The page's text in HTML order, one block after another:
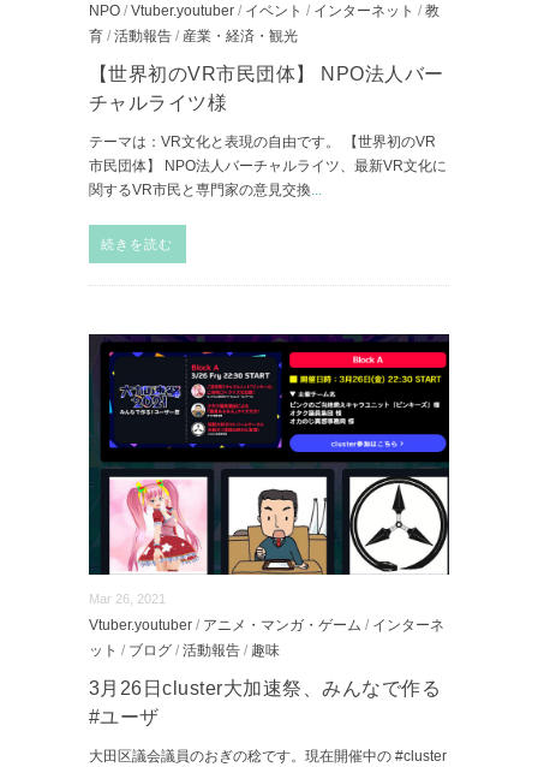
NPO / Vtuber.youtuber / イベント / インターネット / 教
育 / 活動報告 / 産業・経済・観光
【世界初のVR市民団体】 NPO法人バー
チャルライツ様
テーマは：VR文化と表現の自由です。 【世界初のVR
市民団体】 NPO法人バーチャルライツ、最新VR文化に
関するVR市民と専門家の意見交換
続きを読む
Mar 26, 2021
Vtuber.youtuber / アニメ・マンガ・ゲーム / インターネ
ット / ブログ / 活動報告 / 趣味
3月26日cluster大加速祭、みんなで作る
#ユーザ
大田区議会議員のおぎの稔です。現在開催中の #cluster